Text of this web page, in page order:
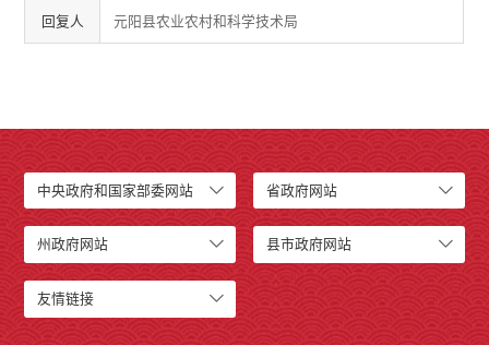
回复人 元阳县农业农村和科学技术局
中央政府和国家部委网站 省政府网站
州政府网站 县市政府网站
友情链接